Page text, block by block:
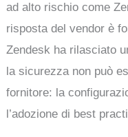
ad alto rischio come
risposta del vendor è
Zendesk ha rilasciato
la sicurezza non può
fornitore: la
l’adozione di best